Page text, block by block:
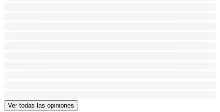
Ver todas las opiniones